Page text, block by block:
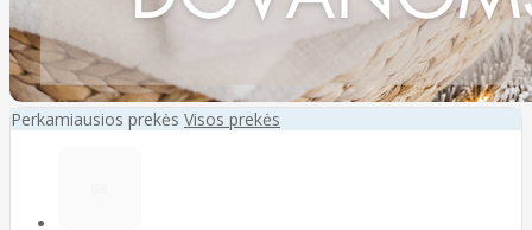
Perkamiausios prekės Visos prekės